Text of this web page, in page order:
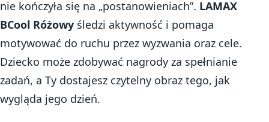
nie kończyła się na „postanowieniach”. LAMAX
BCool Różowy śledzi aktywność i pomaga
motywować do ruchu przez wyzwania oraz cele.
Dziecko może zdobywać nagrody za spełnianie
zadań, a Ty dostajesz czytelny obraz tego, jak
wygląda jego dzień.